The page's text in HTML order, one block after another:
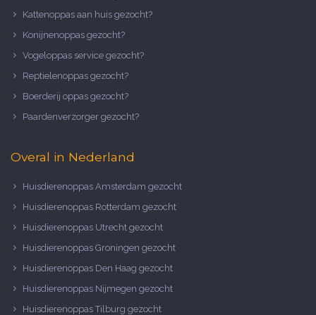
Kattenoppas aan huis gezocht?
Konijnenoppas gezocht?
Vogeloppas service gezocht?
Reptielenoppas gezocht?
Boerderij oppas gezocht?
Paardenverzorger gezocht?
Overal in Nederland
Huisdierenoppas Amsterdam gezocht
Huisdierenoppas Rotterdam gezocht
Huisdierenoppas Utrecht gezocht
Huisdierenoppas Groningen gezocht
Huisdierenoppas Den Haag gezocht
Huisdierenoppas Nijmegen gezocht
Huisdierenoppas Tilburg gezocht